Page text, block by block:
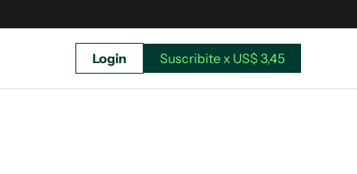
Login Suscribite x US$ 3,45